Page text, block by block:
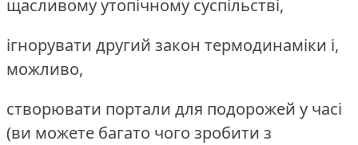
щасливому утопічному суспільстві,
ігнорувати другий закон термодинаміки і,
можливо,
створювати портали для подорожей у часі
(ви можете багато чого зробити з